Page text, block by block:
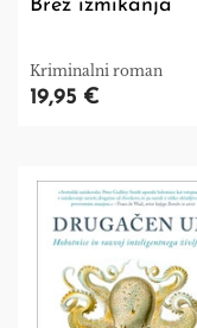
Brez izmikanja
Kriminalni roman
19,95 €